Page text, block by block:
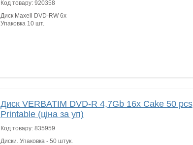
Код товару: 920358
Диск Maxell DVD-RW 6x
Упаковка 10 шт.
Диск VERBATIM DVD-R 4,7Gb 16x Cake 50 pcs
Printable (ціна за уп)
Код товару: 835959
Диски. Упаковка - 50 штук.